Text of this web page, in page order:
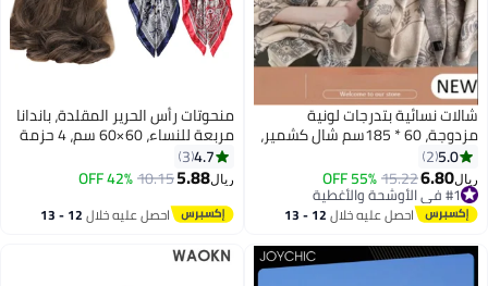
شالات نسائية بتدرجات لونية
مزدوجة، 60 * 185سم شال كشمير،
لف على الفستان المسائي، شال
صوف كثيف ودافئ لفافة بطانية،
بونشو مفتوح من الأمام للسفر،
حفلات الزفاف، المنزل، المكتب
5.0
2
ريال6.80
15.22
55% OFF
#1 في الأوشحة والأغطية
#1 في الأوشحة والأغطية احصل عليه خلال 12 - 13
منحوتات رأس الحرير المقلدة، باندانا
مربعة للنساء، 60×60 سم، 4 حزمة
4.7
3
ريال5.88
10.15
42% OFF
احصل عليه خلال 12 - 13